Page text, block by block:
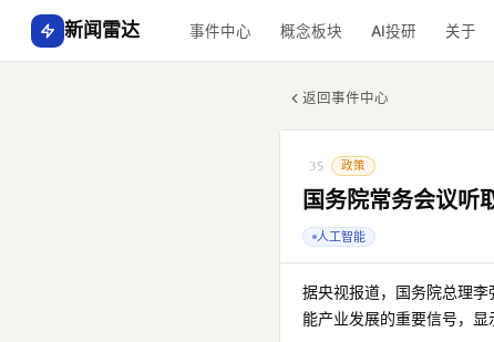
新闻雷达 事件中心 概念板块 AI投研 关于
返回事件中心
35 政策
国务院常务会议听
人工智能
据央视报道，国务院总理
能产业发展的重要信号，